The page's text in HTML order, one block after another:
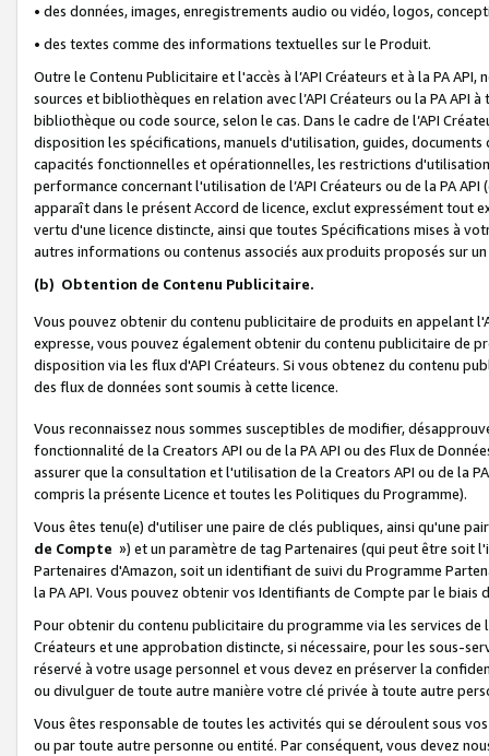
• des données, images, enregistrements audio ou vidéo, logos,
• des textes comme des informations textuelles sur le Produit.
Outre le Contenu Publicitaire et l'accès à l’API Créateurs et à la PA
sources et bibliothèques en relation avec l’API Créateurs ou la PA
bibliothèque ou code source, selon le cas. Dans le cadre de l’API
disposition les spécifications, manuels d'utilisation, guides,
capacités fonctionnelles et opérationnelles, les restrictions
performance concernant l'utilisation de l’API Créateurs ou de la PA
apparaît dans le présent Accord de licence, exclut expressément tout
vertu d'une licence distincte, ainsi que toutes Spécifications mises à
autres informations ou contenus associés aux produits proposés sur
(b) Obtention de Contenu Publicitaire.
Vous pouvez obtenir du contenu publicitaire de produits en appelant
expresse, vous pouvez également obtenir du contenu publicitaire de
disposition via les flux d'API Créateurs. Si vous obtenez du contenu
des flux de données sont soumis à cette licence.
Vous reconnaissez nous sommes susceptibles de modifier,
fonctionnalité de la Creators API ou de la PA API ou des Flux de
assurer que la consultation et l'utilisation de la Creators API ou de la
compris la présente Licence et toutes les Politiques du Programme).
Vous êtes tenu(e) d'utiliser une paire de clés publiques, ainsi qu'une
de Compte ») et un paramètre de tag Partenaires (qui peut être soit
Partenaires d'Amazon, soit un identifiant de suivi du Programme
la PA API. Vous pouvez obtenir vos Identifiants de Compte par le biais
Pour obtenir du contenu publicitaire du programme via les services
Créateurs et une approbation distincte, si nécessaire, pour les sous-
réservé à votre usage personnel et vous devez en préserver la
ou divulguer de toute autre manière votre clé privée à toute autre
Vous êtes responsable de toutes les activités qui se déroulent sous
ou par toute autre personne ou entité. Par conséquent, vous devez